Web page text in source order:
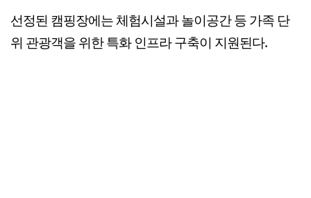
선정된 캠핑장에는 체험시설과 놀이공간 등 가족 단
위 관광객을 위한 특화 인프라 구축이 지원된다.